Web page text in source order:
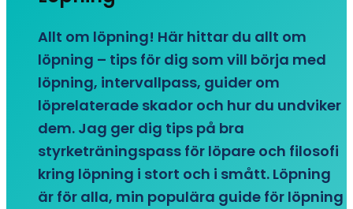
Allt om löpning! Här hittar du allt om
löpning – tips för dig som vill börja med
löpning, intervallpass, guider om
löprelaterade skador och hur du undviker
dem. Jag ger dig tips på bra
styrketräningspass för löpare och filosofi
kring löpning i stort och i smått. Löpning
är för alla, min populära guide för löpning